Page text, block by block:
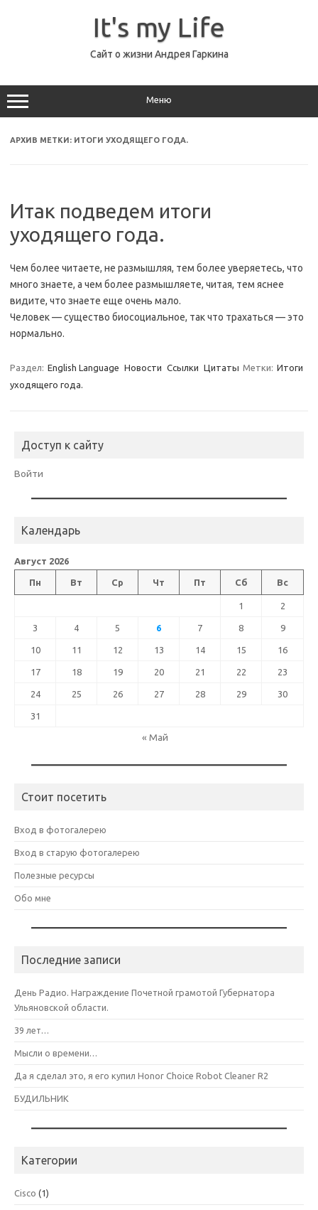
It's my Life
Сайт о жизни Андрея Гаркина
Меню
АРХИВ МЕТКИ: ИТОГИ УХОДЯЩЕГО ГОДА.
Итак подведем итоги
уходящего года.
Чем более читаете, не размышляя, тем более уверяетесь, что
много знаете, а чем более размышляете, читая, тем яснее
видите, что знаете еще очень мало.
Человек — существо биосоциальное, так что трахаться — это
нормально.
Раздел: English Language Новости Ссылки Цитаты Метки: Итоги
уходящего года.
Доступ к сайту
Войти
Календарь
Август 2026
Пн Вт Ср Чт Пт Сб Вс
1 2
3 4 5 6 7 8 9
10 11 12 13 14 15 16
17 18 19 20 21 22 23
24 25 26 27 28 29 30
31
« Май
Стоит посетить
Вход в фотогалерею
Вход в старую фотогалерею
Полезные ресурсы
Обо мне
Последние записи
День Радио. Награждение Почетной грамотой Губернатора
Ульяновской области.
39 лет…
Мысли о времени…
Да я сделал это, я его купил Honor Choice Robot Cleaner R2
БУДИЛЬНИК
Категории
Cisco (1)